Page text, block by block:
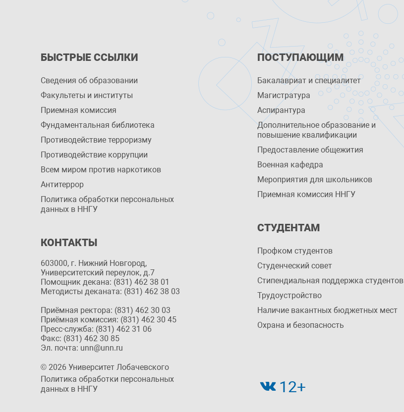
БЫСТРЫЕ ССЫЛКИ
Сведения об образовании
Факультеты и институты
Приемная комиссия
Фундаментальная библиотека
Противодействие терроризму
Противодействие коррупции
Всем миром против наркотиков
Антитеррор
Политика обработки персональных
данных в ННГУ
КОНТАКТЫ
603000, г. Нижний Новгород,
Университетский переулок, д.7
Помощник декана: (831) 462 38 01
Методисты деканата: (831) 462 38 03
Приёмная ректора: (831) 462 30 03
Приёмная комиссия: (831) 462 30 45
Пресс-служба: (831) 462 31 06
Факс: (831) 462 30 85
Эл. почта: unn@unn.ru
ПОСТУПАЮЩИМ
Бакалавриат и специалитет
Магистратура
Аспирантура
Дополнительное образование и
повышение квалификации
Предоставление общежития
Военная кафедра
Мероприятия для школьников
Приемная комиссия ННГУ
СТУДЕНТАМ
Профком студентов
Студенческий совет
Стипендиальная поддержка студентов
Трудоустройство
Наличие вакантных бюджетных мест
Охрана и безопасность
© 2026 Университет Лобачевского
Политика обработки персональных
данных в ННГУ
12+